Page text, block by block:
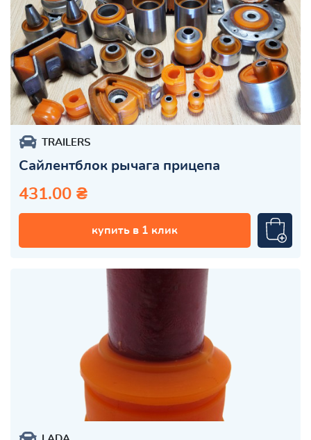
TRAILERS
Сайлентблок рычага прицепа
431.00 ₴
купить в 1 клик